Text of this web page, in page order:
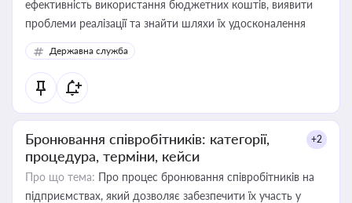
ефективність використання бюджетних коштів, виявити
проблеми реалізації та знайти шляхи їх удосконалення
Державна служба
Бронювання співробітників: категорії,
процедура, терміни, кейси
+2
Про що тема: Про процес бронювання співробітників на
підприємствах, який дозволяє забезпечити їх участь у